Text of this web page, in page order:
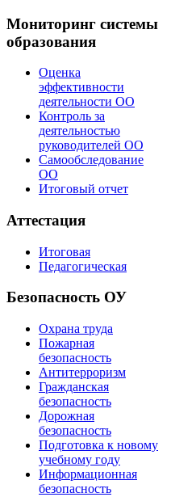
Мониторинг системы
образования
Оценка
эффективности
деятельности ОО
Контроль за
деятельностью
руководителей ОО
Самообследование
ОО
Итоговый отчет
Аттестация
Итоговая
Педагогическая
Безопасность ОУ
Охрана труда
Пожарная
безопасность
Антитерроризм
Гражданская
безопасность
Дорожная
безопасность
Подготовка к новому
учебному году
Информационная
безопасность